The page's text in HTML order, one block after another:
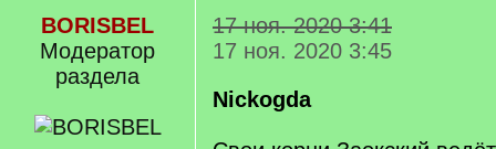
BORISBEL
Модератор
раздела
17 ноя. 2020 3:41
17 ноя. 2020 3:45
Nickogda